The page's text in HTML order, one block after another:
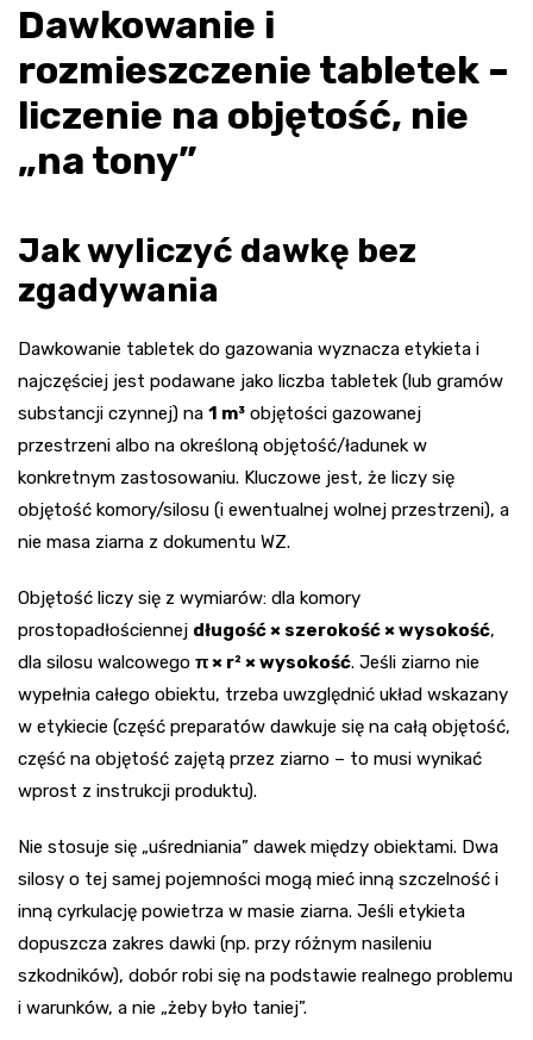
Dawkowanie i
rozmieszczenie tabletek –
liczenie na objętość, nie
„na tony”
Jak wyliczyć dawkę bez
zgadywania
Dawkowanie tabletek do gazowania wyznacza etykieta i
najczęściej jest podawane jako liczba tabletek (lub gramów
substancji czynnej) na 1 m³ objętości gazowanej
przestrzeni albo na określoną objętość/ładunek w
konkretnym zastosowaniu. Kluczowe jest, że liczy się
objętość komory/silosu (i ewentualnej wolnej przestrzeni), a
nie masa ziarna z dokumentu WZ.
Objętość liczy się z wymiarów: dla komory
prostopadłościennej długość × szerokość × wysokość,
dla silosu walcowego π × r² × wysokość. Jeśli ziarno nie
wypełnia całego obiektu, trzeba uwzględnić układ wskazany
w etykiecie (część preparatów dawkuje się na całą objętość,
część na objętość zajętą przez ziarno – to musi wynikać
wprost z instrukcji produktu).
Nie stosuje się „uśredniania” dawek między obiektami. Dwa
silosy o tej samej pojemności mogą mieć inną szczelność i
inną cyrkulację powietrza w masie ziarna. Jeśli etykieta
dopuszcza zakres dawki (np. przy różnym nasileniu
szkodników), dobór robi się na podstawie realnego problemu
i warunków, a nie „żeby było taniej”.